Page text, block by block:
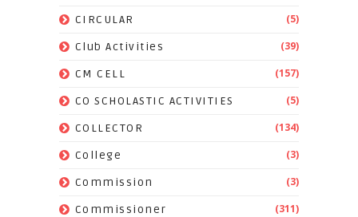
CIRCULAR (5)
Club Activities (39)
CM CELL (157)
CO SCHOLASTIC ACTIVITIES (5)
COLLECTOR (134)
College (3)
Commission (3)
Commissioner (311)